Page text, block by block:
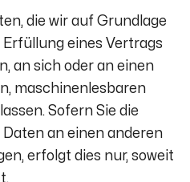
die wir auf Grundlage
Erfüllung eines Vertrags
an sich oder an einen
maschinenlesbaren
Sofern Sie die
an einen anderen
erfolgt dies nur, soweit